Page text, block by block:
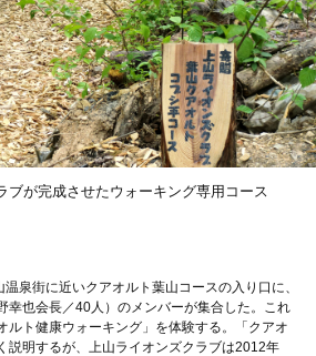
ブが完成させたウォーキング専用コース
泉街に近いクアオルト葉山コースの入り口に、
幸也会長／40人）のメンバーが集合した。これ
ルト健康ウォーキング」を体験する。「クアオ
説明するが、上山ライオンズクラブは2012年